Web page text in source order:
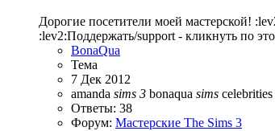
Дорогие посетители моей мастерской!
:lev2:Поддержать/support - кликнуть по
BonaQua
Тема
7 Дек 2012
amanda sims 3 bonaqua sims celebrities
Ответы: 38
Форум: Мастерские The Sims 3